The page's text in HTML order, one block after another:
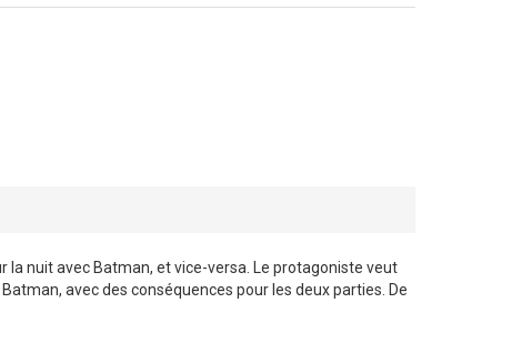
la nuit avec Batman, et vice-versa. Le protagoniste veut
avec des conséquences pour les deux parties. De